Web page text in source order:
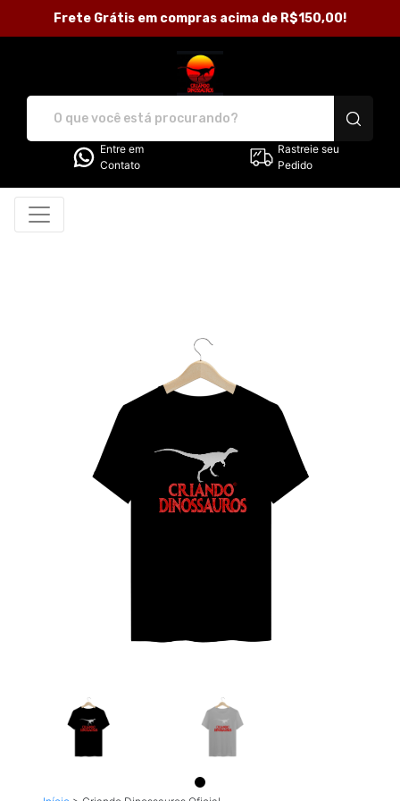
Frete Grátis em compras acima de R$150,00!
Entre em
Contato
Rastreie seu
Pedido